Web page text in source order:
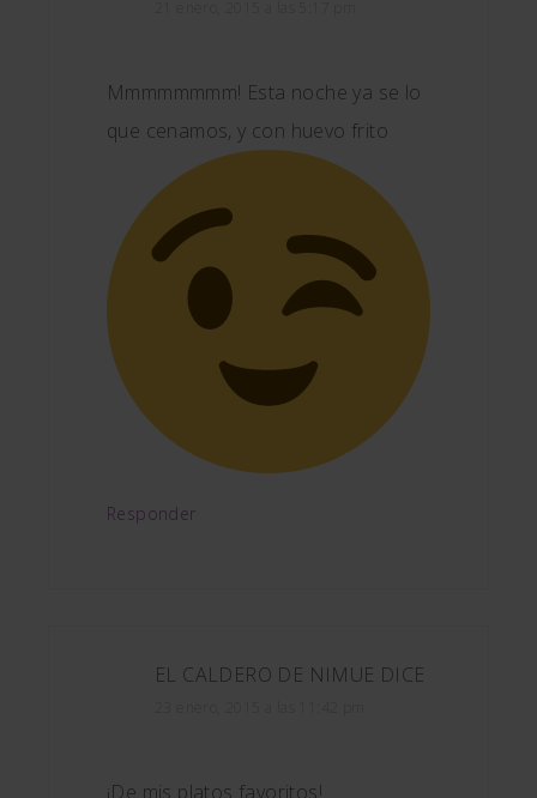
Mmmmmmmm! Esta noche ya se lo
que cenamos, y con huevo frito
Responder
EL CALDERO DE NIMUE DICE
¡De mis platos favoritos!